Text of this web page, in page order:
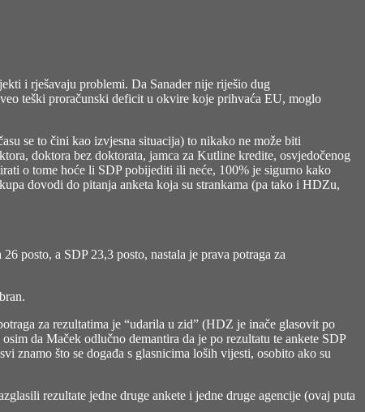
i rješavaju problemi. Da Sanader nije riješio dug
teški proračunski deficit u okvire koje prihvaća EU, moglo
se to čini kao izvjesna situacija) to nikako ne može biti
doktora bez doktorata, jamca za Kutline kredite, osvjedočenog
o tome hoće li SDP pobijediti ili neće, 100% je sigurno kako
dovodi do pitanja anketa koja su strankama (pa tako i HDZu,
posto, a SDP 23,3 posto, nastala je prava potraga za
za rezultatima je “udarila u zid” (HDZ je inače glasovit po
da Maček odlučno demantira da je po rezultatu te ankete SDP
znamo što se događa s glasnicima loših vijesti, osobito ako su
rezultate jedne druge ankete i jedne druge agencije (ovaj puta